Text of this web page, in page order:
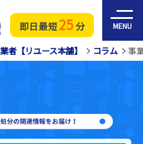
即日最短25分 MENU
者【リユース本舗】 コラム 事